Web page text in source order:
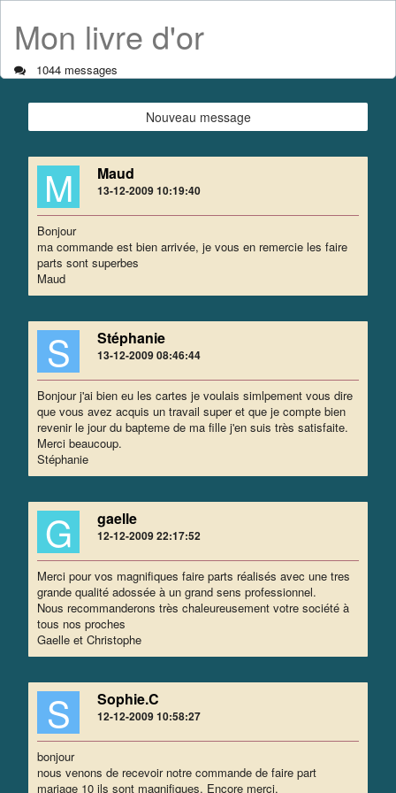
Mon livre d'or
1044 messages
Nouveau message
M Maud
13-12-2009 10:19:40
Bonjour
ma commande est bien arrivée, je vous en remercie les faire
parts sont superbes
Maud
S Stéphanie
13-12-2009 08:46:44
Bonjour j'ai bien eu les cartes je voulais simlpement vous dire
que vous avez acquis un travail super et que je compte bien
revenir le jour du bapteme de ma fille j'en suis très satisfaite.
Merci beaucoup.
Stéphanie
G gaelle
12-12-2009 22:17:52
Merci pour vos magnifiques faire parts réalisés avec une tres
grande qualité adossée à un grand sens professionnel.
Nous recommanderons très chaleureusement votre société à
tous nos proches
Gaelle et Christophe
S Sophie.C
12-12-2009 10:58:27
bonjour
nous venons de recevoir notre commande de faire part
mariage 10 ils sont magnifiques. Encore merci.